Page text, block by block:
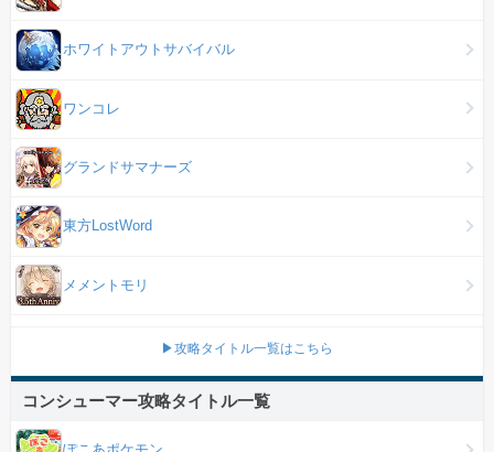
ホワイトアウトサバイバル
ワンコレ
グランドサマナーズ
東方LostWord
メメントモリ
▶攻略タイトル一覧はこちら
コンシューマー攻略タイトル一覧